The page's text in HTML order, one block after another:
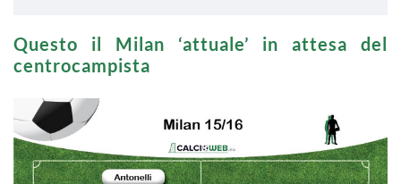
Questo il Milan ‘attuale’ in attesa del
centrocampista